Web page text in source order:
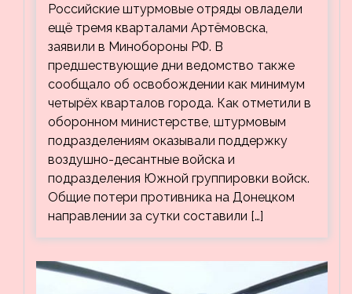
кварталов Артёмовска
Российские штурмовые отряды овладели
ещё тремя кварталами Артёмовска,
заявили в Минобороны РФ. В
предшествующие дни ведомство также
сообщало об освобождении как минимум
четырёх кварталов города. Как отметили в
оборонном министерстве, штурмовым
подразделениям оказывали поддержку
воздушно-десантные войска и
подразделения Южной группировки войск.
Общие потери противника на Донецком
направлении за сутки составили […]